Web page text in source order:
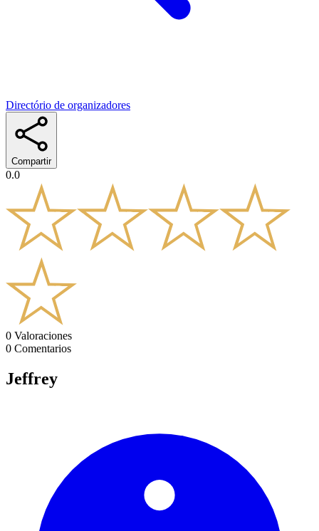
Directório de organizadores
Compartir
0.0
0 Valoraciones
0 Comentarios
Jeffrey